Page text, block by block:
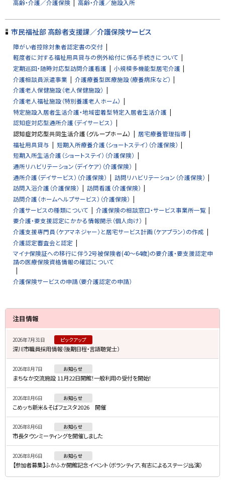
る
高齢・介護／介護保険 高齢・介護／施設入所
市民福祉部 高齢者支援課／介護保険サービス
障がい者控除対象者認定書の交付
軽度者に対する福祉用具貸与の例外給付に係る手続きについて
定期巡回・随時対応型訪問介護看護
小規模多機能型居宅介護
介護相談員派遣事業
介護療養型医療施設（療養病床など）
介護老人保健施設（老人保健施設）
介護老人福祉施設（特別養護老人ホーム）
特定施設入居者生活介護・地域密着型特定入居者生活介護
認知症対応型通所介護（デイサービス）
認知症対応型共同生活介護（グループホーム）
居宅療養管理指導
福祉用具貸与
短期入所療養介護（ショートステイ）（介護保険）
短期入所生活介護（ショートステイ）（介護保険）
通所リハビリテーション（デイケア）（介護保険）
通所介護（デイサービス）（介護保険）
訪問リハビリテーション（介護保険）
訪問入浴介護（介護保険）
訪問看護（介護保険）
訪問介護（ホームヘルプサービス）（介護保険）
介護サービスの種類について
介護保険の相談窓口・サービス事業所一覧
要介護・要支援認定にかかる情報開示（個人向け）
介護支援専門員（ケアマネジャー）と居宅サービス計画（ケアプラン）の作成
介護認定審査会と認定
マイナ保険証への移行に伴う2号被保険者(40～64歳)の要介護・要支援認定申
請の医療保険資格情報の確認について
介護保険サービスの申請（要介護認定の申請）
サ
イ
・
メ
ニ
ュ
ー
注目情報
2026年7月31日 ピックアップ
深川市職員採用情報（後期日程・言語聴覚士）
2026年8月7日 お知らせ
まちなか交流施設 11月22日開館！一般利用の受付を開始！
2026年8月6日 お知らせ
こめッち新米＆そばフェスタ2026 開催
2026年8月6日 お知らせ
市長タウンミーティングを開催しました
2026年8月6日 お知らせ
【参加者募集】ふかふか開館記念イベント（ボランティア、有志によるステージ出演）